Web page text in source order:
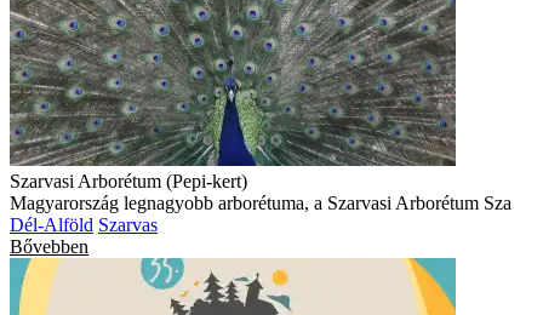
Szarvasi Arborétum (Pepi-kert)
Magyarország legnagyobb arborétuma, a Szarvasi Arborétum Sza
Dél-Alföld Szarvas
Bővebben